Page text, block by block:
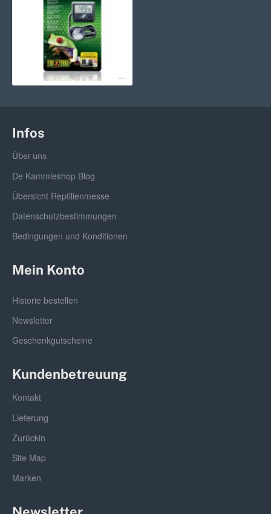
Infos
Über uns
De Kammieshop Blog
Übersicht Reptilienmesse
Datenschutzbestimmungen
Bedingungen und Konditionen
Mein Konto
Historie bestellen
Newsletter
Geschenkgutscheine
Kundenbetreuung
Kontakt
Lieferung
Zurückin
Site Map
Marken